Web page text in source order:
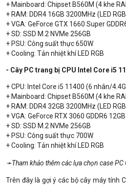
+ Mainboard: Chipset B560M (4 khe
+ RAM: DDR4 16GB 3200MHz (LED
+ VGA: GeForce GTX 1660 Super
+ SD: SSD M.2 NVMe 256GB
+ PSU: Công suất thực 650W
+ Cooling: Tản nhiệt khí LED RGB
- Cây PC trang bị CPU Intel Core i5
+ CPU: Intel Core i5 11400 (6 nhân/
+ Mainboard: Chipset B560M (4 khe
+ RAM: DDR4 32GB 3200MHz (LED
+ VGA: GeForce RTX 3060 GDDR6 12GB
+ SD: SSD M.2 NVMe 256GB
+ PSU: Công suất thực 700W
+ Cooling: Tản nhiệt khí LED RGB
➛Tham khảo thêm các lựa chọn case PC
Trên đây là gợi ý các bộ cây máy tính